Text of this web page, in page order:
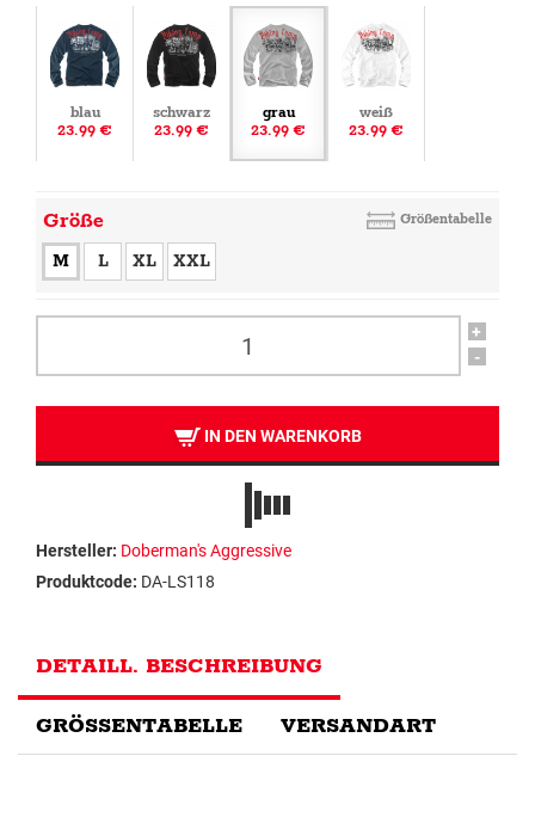
blau
23.99 €
schwarz
23.99 €
grau
23.99 €
weiß
23.99 €
Größe Größentabelle
M L XL XXL
+
-
IN DEN WARENKORB
Hersteller: Doberman's Aggressive
Produktcode: DA-LS118
DETAILL. BESCHREIBUNG
GRÖSSENTABELLE VERSANDART